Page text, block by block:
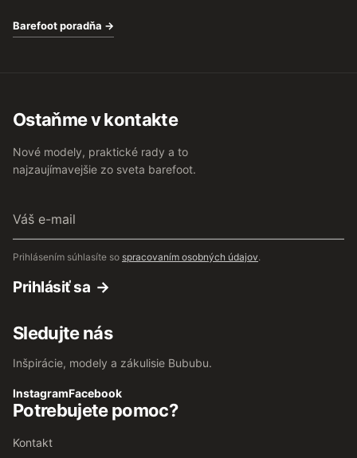
Barefoot poradňa →
Ostaňme v kontakte
Nové modely, praktické rady a to
najzaujímavejšie zo sveta barefoot.
e-
mail
Prihlásením súhlasíte so spracovaním osobných údajov.
Prihlásiť sa
Sledujte nás
Inšpirácie, modely a zákulisie Bububu.
InstagramFacebook
Potrebujete pomoc?
Kontakt